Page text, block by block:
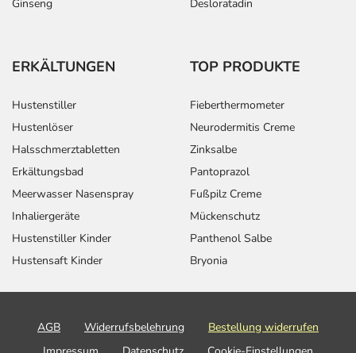
Ginseng
Desloratadin
ERKÄLTUNGEN
Hustenstiller
Hustenlöser
Halsschmerztabletten
Erkältungsbad
Meerwasser Nasenspray
Inhaliergeräte
Hustenstiller Kinder
Hustensaft Kinder
TOP PRODUKTE
Fieberthermometer
Neurodermitis Creme
Zinksalbe
Pantoprazol
Fußpilz Creme
Mückenschutz
Panthenol Salbe
Bryonia
AGB Widerrufsbelehrung
Bestellung widerrufen